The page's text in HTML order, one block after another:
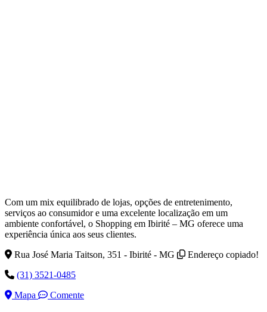
Com um mix equilibrado de lojas, opções de entretenimento,
serviços ao consumidor e uma excelente localização em um
ambiente confortável, o Shopping em Ibirité – MG oferece uma
experiência única aos seus clientes.
Rua José Maria Taitson, 351 - Ibirité - MG
Endereço copiado!
(31) 3521-0485
Mapa
Comente